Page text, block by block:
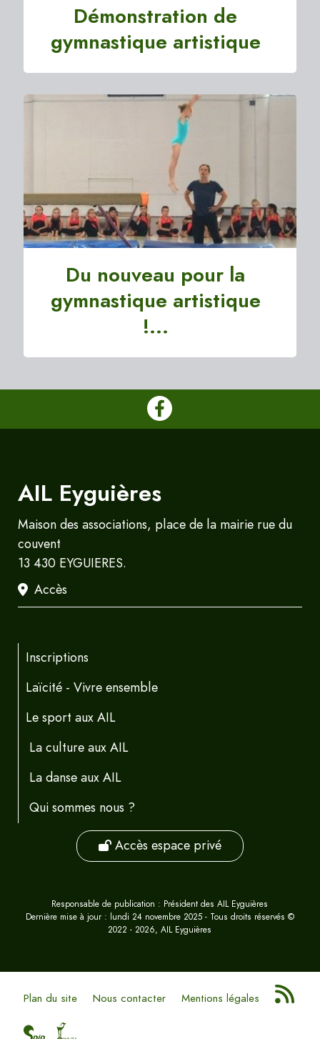
Démonstration de
gymnastique artistique
Du nouveau pour la
gymnastique artistique
!...
AIL Eyguières
Maison des associations, place de la mairie rue du
couvent
13 430 EYGUIERES.
Accès
Inscriptions
Laïcité - Vivre ensemble
Le sport aux AIL
La culture aux AIL
La danse aux AIL
Qui sommes nous ?
Accès espace privé
Responsable de publication : Président des AIL Eyguières
Dernière mise à jour : lundi 24 novembre 2025 - Tous droits réservés ©
2022 - 2026, AIL Eyguières
Plan du site Nous contacter Mentions légales